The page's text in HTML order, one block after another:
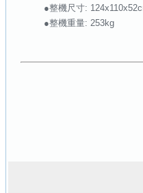
●整機尺寸:
●整機重量: 253kg